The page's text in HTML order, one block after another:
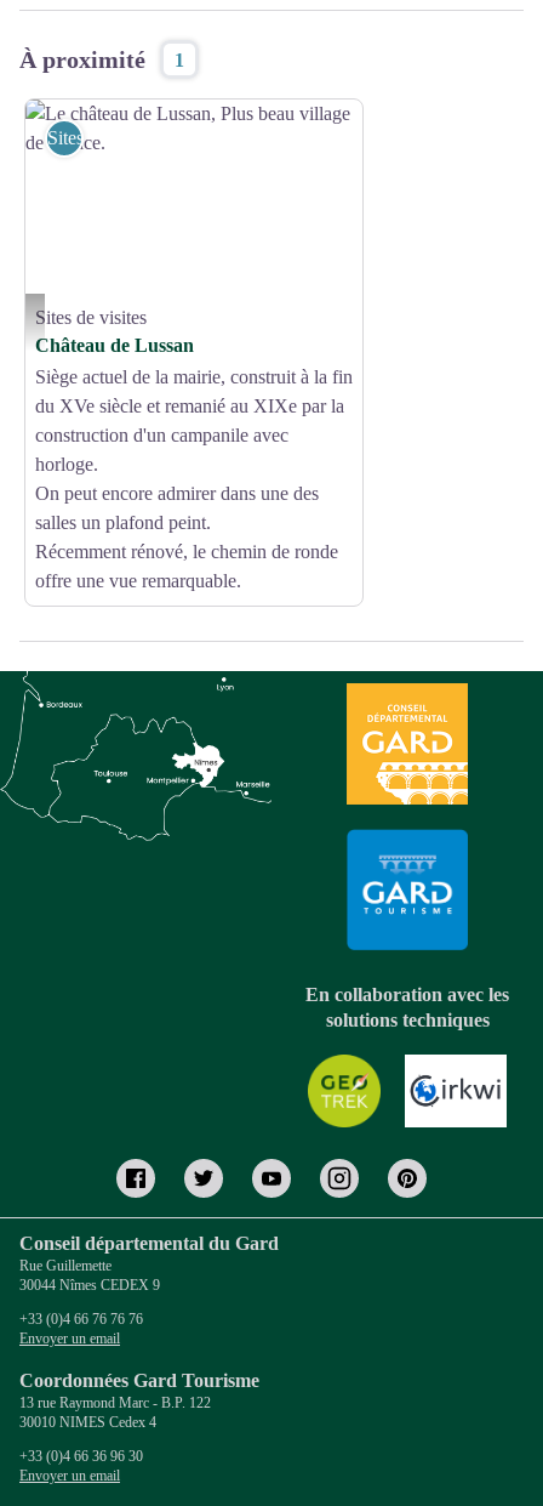
À proximité 1
Le château de Lussan, Plus beau village de France. - ©Destination Pays d-Uzès Pont
Sites de visites
Sites de visites
Château de Lussan
Siège actuel de la mairie, construit à la fin
du XVe siècle et remanié au XIXe par la
construction d'un campanile avec
horloge.
On peut encore admirer dans une des
salles un plafond peint.
Récemment rénové, le chemin de ronde
offre une vue remarquable.
En collaboration avec les
solutions techniques
Conseil départemental du Gard
Rue Guillemette
30044 Nîmes CEDEX 9
+33 (0)4 66 76 76 76
Envoyer un email
Coordonnées Gard Tourisme
13 rue Raymond Marc - B.P. 122
30010 NIMES Cedex 4
+33 (0)4 66 36 96 30
Envoyer un email